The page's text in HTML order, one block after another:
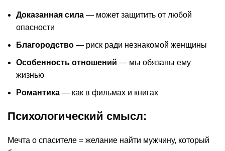
Доказанная сила — может защитить от любой
опасности
Благородство — риск ради незнакомой женщины
Особенность отношений — мы обязаны ему
жизнью
Романтика — как в фильмах и книгах
Психологический смысл:
Мечта о спасителе = желание найти мужчину, который